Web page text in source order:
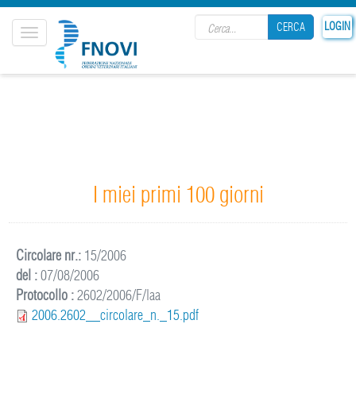
LOGIN
CERCA
Toggle
navigation
I miei primi 100 giorni
Circolare nr.: 15/2006
del :07/08/2006
Protocollo :2602/2006/F/laa
2006.2602__circolare_n._15.pdf